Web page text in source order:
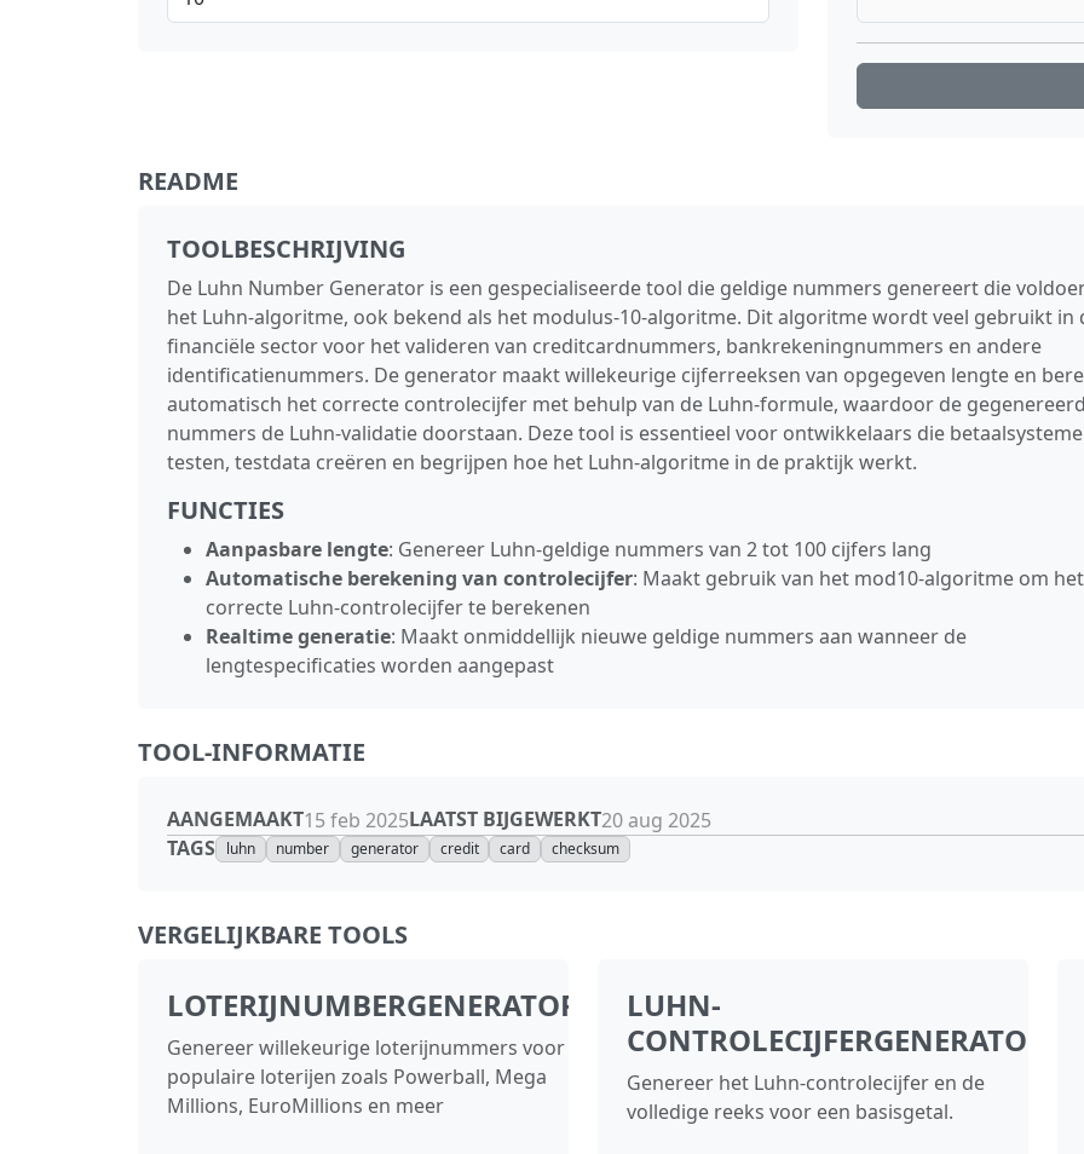
README
TOOLBESCHRIJVING
De Luhn Number Generator is een gespecialiseerde tool die geldige nummers genereert die
het Luhn‑algoritme, ook bekend als het modulus‑10‑algoritme. Dit algoritme wordt veel gebruikt in
financiële sector voor het valideren van creditcardnummers, bankrekeningnummers en andere
identificatienummers. De generator maakt willekeurige cijferreeksen van opgegeven lengte en
automatisch het correcte controlecijfer met behulp van de Luhn‑formule, waardoor de
nummers de Luhn‑validatie doorstaan. Deze tool is essentieel voor ontwikkelaars die
testen, testdata creëren en begrijpen hoe het Luhn‑algoritme in de praktijk werkt.
FUNCTIES
Aanpasbare lengte: Genereer Luhn‑geldige nummers van 2 tot 100 cijfers lang
Automatische berekening van controlecijfer: Maakt gebruik van het mod10‑algoritme om het
correcte Luhn‑controlecijfer te berekenen
Realtime generatie: Maakt onmiddellijk nieuwe geldige nummers aan wanneer de
lengtespecificaties worden aangepast
TOOL-INFORMATIE
AANGEMAAKT15 feb 2025LAATST BIJGEWERKT20 aug 2025
TAGS luhn number generator credit card checksum
VERGELIJKBARE TOOLS
LOTERIJNUMBERGENERATOR
Genereer willekeurige loterijnummers voor
populaire loterijen zoals Powerball, Mega
Millions, EuroMillions en meer
LUHN-
CONTROLECIJFERGENERATOR
Genereer het Luhn-controlecijfer en de
volledige reeks voor een basisgetal.